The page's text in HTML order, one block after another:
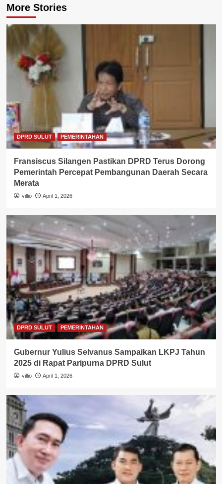
More Stories
DPRD SULUT PEMERINTAHAN
Fransiscus Silangen Pastikan DPRD Terus Dorong
Pemerintah Percepat Pembangunan Daerah Secara
Merata
villio April 1, 2026
DPRD SULUT PEMERINTAHAN
Gubernur Yulius Selvanus Sampaikan LKPJ Tahun
2025 di Rapat Paripurna DPRD Sulut
villio April 1, 2026